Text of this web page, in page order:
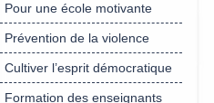
Pour une école motivante
Prévention de la violence
Cultiver l’esprit démocratique
Formation des enseignants